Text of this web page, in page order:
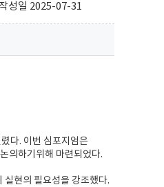
성일 2025-07-31
다. 이번 심포지엄은
의하기위해 마련되었다.
실현의 필요성을 강조했다.